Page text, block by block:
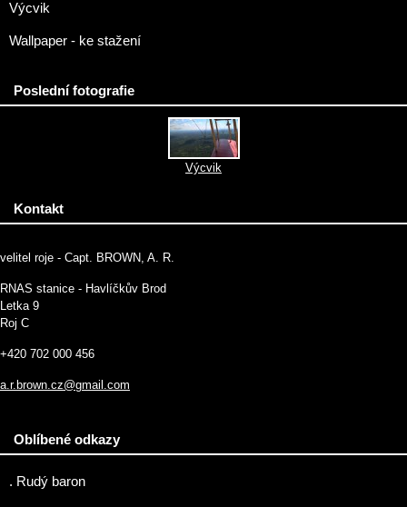
Výcvik
Wallpaper - ke stažení
Poslední fotografie
Výcvik
Kontakt
velitel roje - Capt. BROWN, A. R.
RNAS stanice - Havlíčkův Brod
Letka 9
Roj C
+420 702 000 456
a.r.brown.cz@gmail.com
Oblíbené odkazy
. Rudý baron